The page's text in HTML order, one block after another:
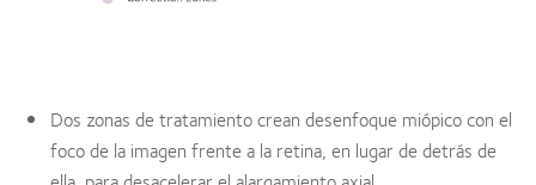
Dos zonas de tratamiento crean desenfoque miópico con el
foco de la imagen frente a la retina, en lugar de detrás de